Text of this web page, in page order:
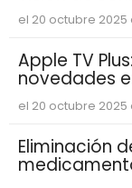
el 20 octubre 2025
Apple TV
novedades
el 20 octubre 2025
Eliminación